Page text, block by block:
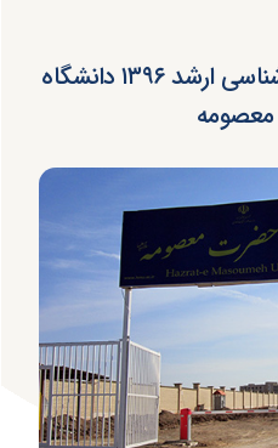
پذیرش بدون آزمون کارشناسی ارشد ۱۳۹۶ دانشگاه